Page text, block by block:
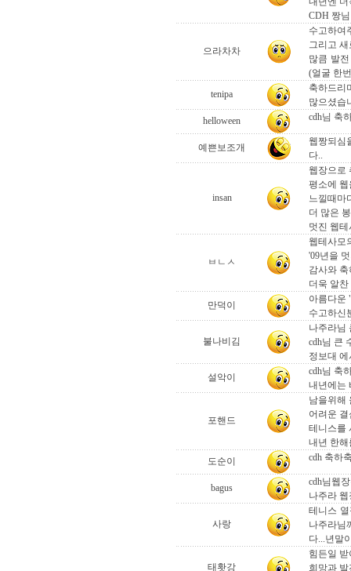
CDH 짱
으라차차
수고하여
그리고
많큼 발
(얼굴 한
tenipa
축하드리
많으셨습
helloween
cdh님 축
예쁜보조개
웹짱되심
다..
insan
웹장으로
평소에
느낄때마
더 많은
멋진 웹
ㅂㄴㅅ
웹테사모
'09년을
감사와
더욱 알
만덕이
아름다운
수고하신
불나비김
나주라님
cdh님 큰
정보대
설악이
cdh님 축
내년에는
포핸드
남을위해
어려운
테니스를
내년 한해
도순이
cdh 축하
bagus
cdh님웹
나주라
사랑
테니스
나주라님
다...년말
태홧강
힘든일
희망과